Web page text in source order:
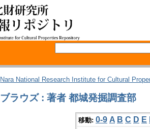
Nara National Research Institute for Cultural
ブラウズ : 著者 都城発掘調査部
移動: 0-9 A B C D E